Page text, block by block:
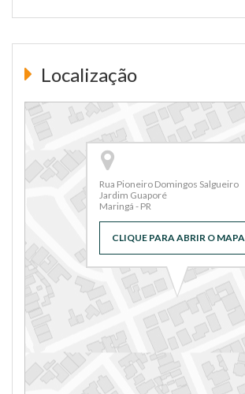
Localização
Rua Pioneiro Domingos Salgueiro
Jardim Guaporé
Maringá - PR
CLIQUE PARA ABRIR O MAPA